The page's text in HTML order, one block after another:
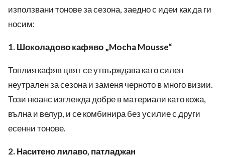
използвани тонове за сезона, заедно с идеи как да ги
носим:
1. Шоколадово кафяво „Mocha Mousse“
Топлия кафяв цвят се утвърждава като силен
неутрален за сезона и заменя черното в много визии.
Този нюанс изглежда добре в материали като кожа,
вълна и велур, и се комбинира без усилие с други
есенни тонове.
2. Наситено лилаво, патладжан